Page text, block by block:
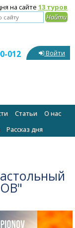
на сайте 13 туров
012 Войти
Статьи
О нас
Рассказ дня